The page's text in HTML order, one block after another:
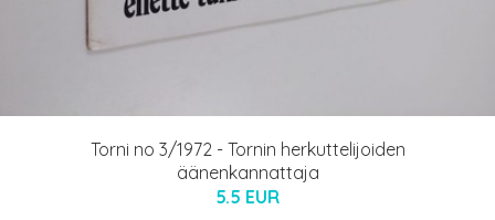
Torni no 3/1972 - Tornin herkuttelijoiden
äänenkannattaja
5.5 EUR